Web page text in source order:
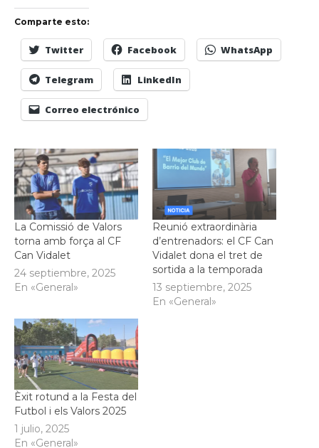
Comparte esto:
Twitter Facebook WhatsApp
Telegram LinkedIn
Correo electrónico
La Comissió de Valors
torna amb força al CF
Can Vidalet
24 septiembre, 2025
En «General»
Reunió extraordinària
d’entrenadors: el CF Can
Vidalet dona el tret de
sortida a la temporada
13 septiembre, 2025
En «General»
Èxit rotund a la Festa del
Futbol i els Valors 2025
1 julio, 2025
En «General»